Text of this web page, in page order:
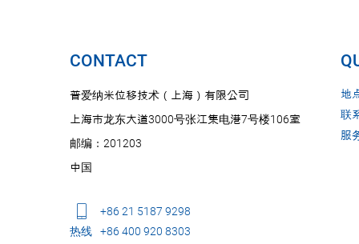
CONTACT
普爱纳米位移技术（上海）有限公司
上海市龙东大道3000号张江集电港7号楼106室
邮编：201203
中国
+86 21 5187 9298
热线
+86 400 920 8303
地
联
服